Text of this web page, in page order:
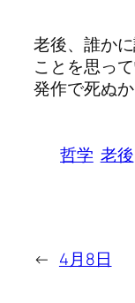
老後、誰か
ことを思っ
発作で死ぬ
哲学 老後
← 4月8日